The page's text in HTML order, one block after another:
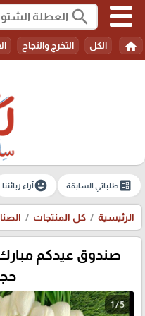
search
home الكل التخرج والنجاح
ballotطلباتي السابقة emoji_emotionsآراء زبائننا
الرئيسية كل المنتجات
صندوق عيدكم
حجم
1 / 5